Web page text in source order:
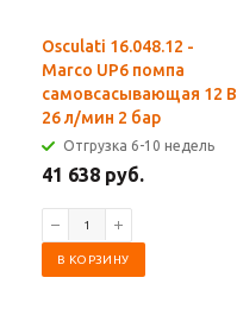
Osculati 16.048.12 -
Marco UP6 помпа
самовсасывающая 12 В
26 л/мин 2 бар
Отгрузка 6-10 недель
41 638 руб.
В КОРЗИНУ